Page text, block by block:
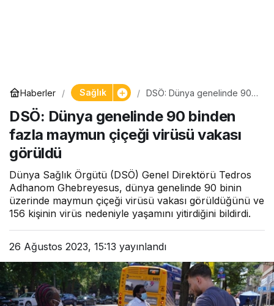
Haberler Sağlık
DSÖ: Dünya genelinde 90
virüsü vakası görüldü
DSÖ: Dünya genelinde 90 binden
fazla maymun çiçeği virüsü vakası
görüldü
Dünya Sağlık Örgütü (DSÖ) Genel Direktörü Tedros
Adhanom Ghebreyesus, dünya genelinde 90 binin
üzerinde maymun çiçeği virüsü vakası görüldüğünü ve
156 kişinin virüs nedeniyle yaşamını yitirdiğini bildirdi.
26 Ağustos 2023, 15:13 yayınlandı